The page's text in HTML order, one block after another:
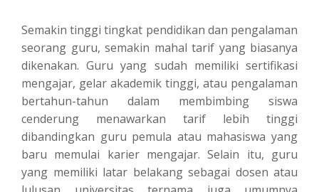
Semakin tinggi tingkat pendidikan dan pengalaman
seorang guru, semakin mahal tarif yang biasanya
dikenakan. Guru yang sudah memiliki sertifikasi
mengajar, gelar akademik tinggi, atau pengalaman
bertahun-tahun dalam membimbing siswa
cenderung menawarkan tarif lebih tinggi
dibandingkan guru pemula atau mahasiswa yang
baru memulai karier mengajar. Selain itu, guru
yang memiliki latar belakang sebagai dosen atau